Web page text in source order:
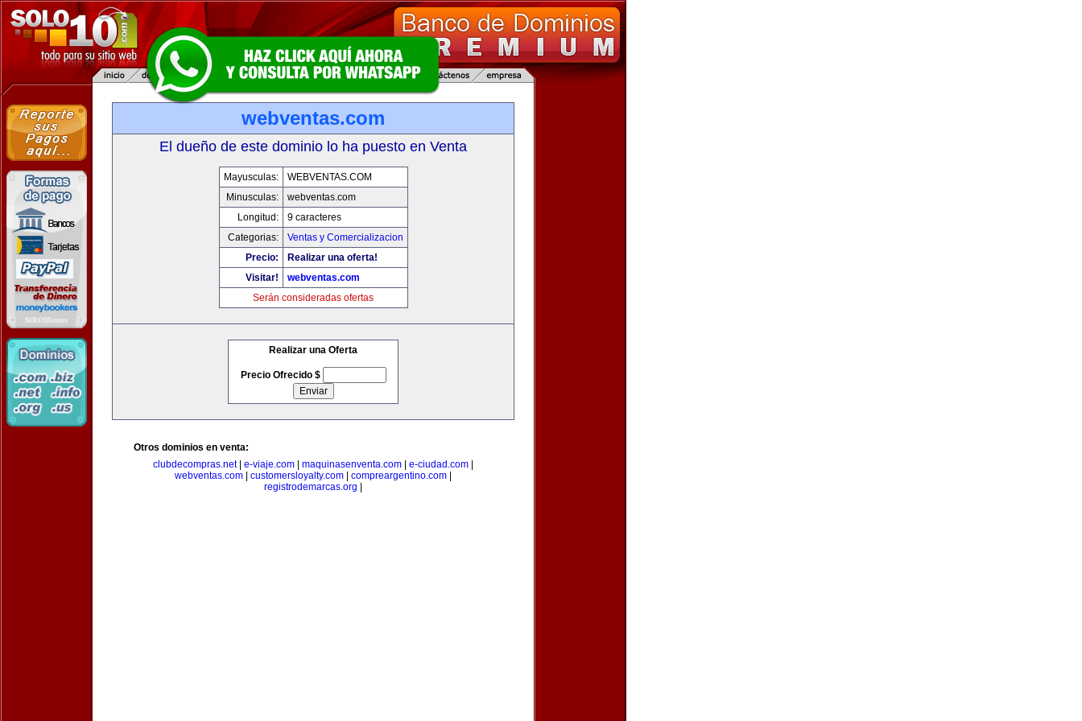
webventas.com
El dueño de este dominio lo ha puesto en Venta
Mayusculas:
WEBVENTAS.COM
Minusculas:
webventas.com
Longitud:
9 caracteres
Categorias:
Ventas y Comercializacion
Precio:
Realizar una oferta!
Visitar!
webventas.com
Serán consideradas ofertas
Realizar una Oferta
Precio Ofrecido $
Otros dominios en venta:
clubdecompras.net| e-viaje.com maquinasenventa.com e-ciudad.com
webventas.com
customersloyalty.com compreargentino.com
registrodemarcas.org